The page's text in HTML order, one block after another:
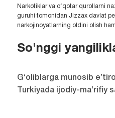
Narkotiklar va o‘qotar qurollarni
guruhi tomonidan Jizzax davlat
narkojinoyatlarning oldini olish
So'nggi
G‘oliblarga munosib
Turkiyada ijodiy-ma’rifiy